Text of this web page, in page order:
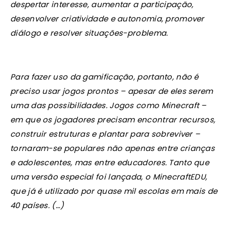
despertar interesse, aumentar a participação,
desenvolver criatividade e autonomia, promover
diálogo e resolver situações-problema.
Para fazer uso da gamificação, portanto, não é
preciso usar jogos prontos – apesar de eles serem
uma das possibilidades. Jogos como Minecraft –
em que os jogadores precisam encontrar recursos,
construir estruturas e plantar para sobreviver –
tornaram-se populares não apenas entre crianças
e adolescentes, mas entre educadores. Tanto que
uma versão especial foi lançada, o MinecraftEDU,
que já é utilizado por quase mil escolas em mais de
40 países. (…)